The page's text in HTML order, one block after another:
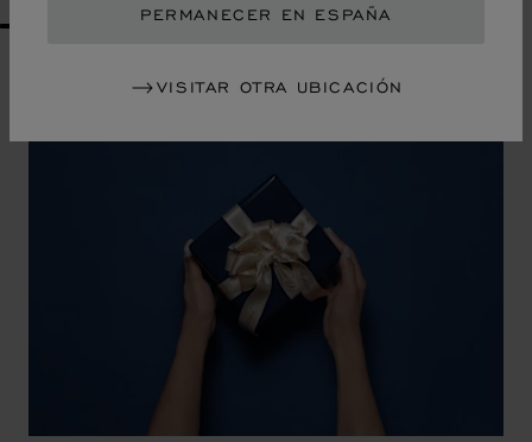
PERMANECER EN ESPAÑA
VISITAR OTRA UBICACIÓN